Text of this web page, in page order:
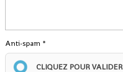
Anti-spam
CLIQUEZ POUR VALIDER